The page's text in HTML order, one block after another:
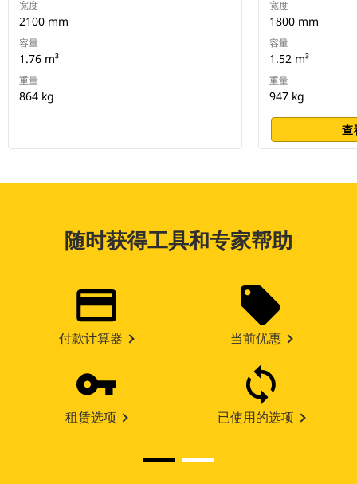
宽度
2100 mm
容量
1.76 m³
重量
864 kg
宽度
1800 mm
容量
1.52 m³
重量
947 kg
查
随时获得工具和专家帮助
付款计算器 当前优惠
租赁选项 已使用的选项